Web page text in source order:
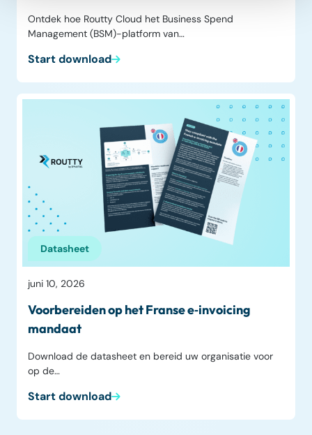
Ontdek hoe Routty Cloud het Business Spend
Management (BSM)-platform van…
Start download
Datasheet
juni 10, 2026
Voorbereiden op het Franse e‑invoicing
mandaat
Download de datasheet en bereid uw organisatie voor
op de…
Start download